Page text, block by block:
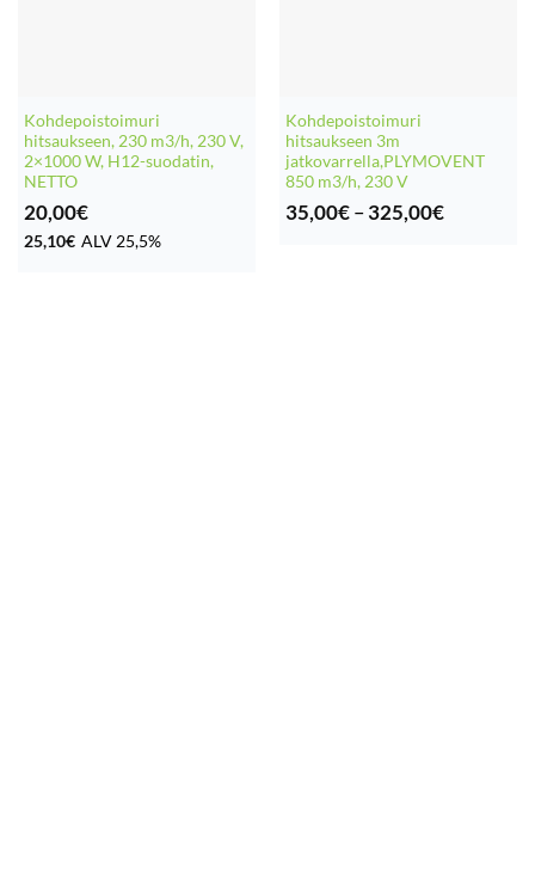
Kohdepoistoimuri
hitsaukseen, 230 m3/h, 230 V,
2×1000 W, H12-suodatin,
NETTO
20,00€
25,10€ ALV 25,5%
Kohdepoistoimuri
hitsaukseen 3m
jatkovarrella,PLYMOVENT
850 m3/h, 230 V
35,00€ – 325,00€